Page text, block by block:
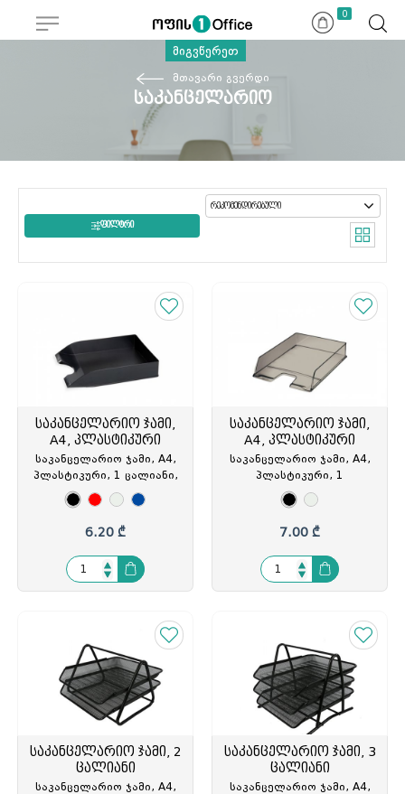
0
მიგვწერეთ
მთავარი გვერდი
საკანცელარიო
ᲤᲘᲚᲢᲠᲘ
საკანცელარიო ჯამი,
A4, პლასტიკური
საკანცელარიო ჯამი, A4,
პლასტიკური, 1 ცალიანი,
Forpus, FO3010
6.20 ₾
საკანცელარიო ჯამი,
A4, პლასტიკური
საკანცელარიო ჯამი, A4,
პლასტიკური, 1
ცალიანი, Forpus, FO3011
7.00 ₾
საკანცელარიო ჯამი, 2
ცალიანი
საკანცელარიო ჯამი, A4,
საკანცელარიო ჯამი, 3
ცალიანი
საკანცელარიო ჯამი, A4,